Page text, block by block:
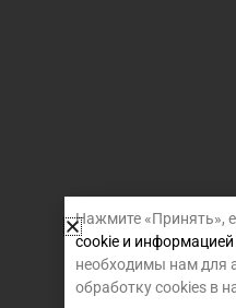
Нажмите «Принять»,
cookie и информацией
необходимы нам для
обработку cookies в